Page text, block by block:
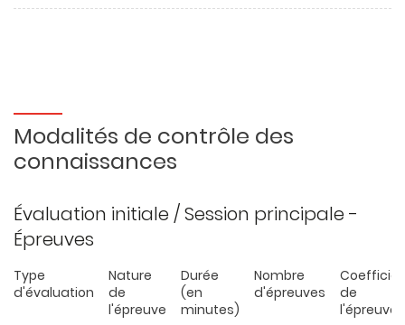
Modalités de contrôle des
connaissances
Évaluation initiale / Session principale -
Épreuves
Type
d'évaluation
Nature
de
l'épreuve
Durée
(en
minutes)
Nombre
d'épreuves
de
l'épreuve